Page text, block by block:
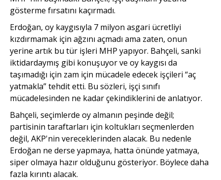
gösterme fırsatını kaçırmadı.
Erdoğan, oy kaygısıyla 7 milyon asgari ücretliyi
kızdırmamak için ağzını açmadı ama zaten, onun
yerine artık bu tür işleri MHP yapıyor. Bahçeli, sanki
iktidardaymış gibi konuşuyor ve oy kaygısı da
taşımadığı için zam için mücadele edecek işçileri “aç
yatmakla” tehdit etti. Bu sözleri, işçi sınıfı
mücadelesinden ne kadar çekindiklerini de anlatıyor.
Bahçeli, seçimlerde oy almanın peşinde değil;
partisinin taraftarları için koltukları seçmenlerden
değil, AKP'nin vereceklerinden alacak. Bu nedenle
Erdoğan ne derse yapmaya, hatta önünde yatmaya,
siper olmaya hazır olduğunu gösteriyor. Böylece daha
fazla kırıntı alacak.